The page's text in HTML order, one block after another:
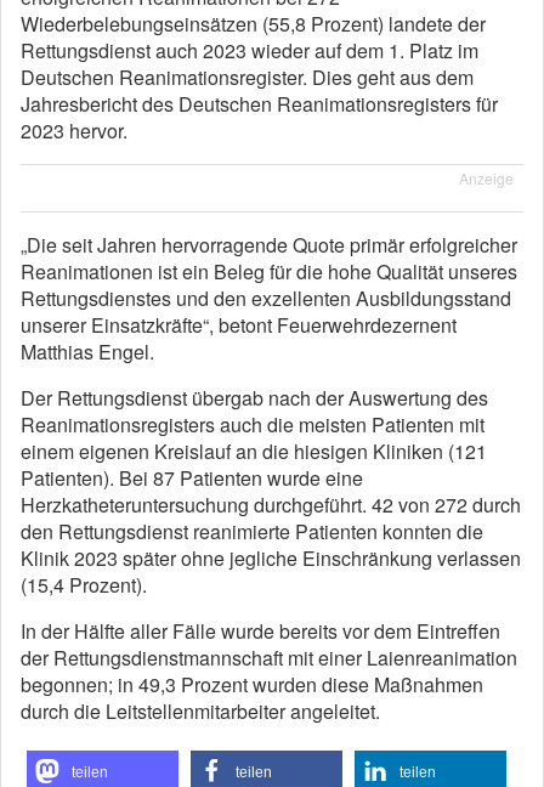
Wiederbelebungseinsätzen (55,8 Prozent) landete der
Rettungsdienst auch 2023 wieder auf dem 1. Platz im
Deutschen Reanimationsregister. Dies geht aus dem
Jahresbericht des Deutschen Reanimationsregisters für
2023 hervor.
Anzeige
„Die seit Jahren hervorragende Quote primär erfolgreicher
Reanimationen ist ein Beleg für die hohe Qualität unseres
Rettungsdienstes und den exzellenten Ausbildungsstand
unserer Einsatzkräfte“, betont Feuerwehrdezernent
Matthias Engel.
Der Rettungsdienst übergab nach der Auswertung des
Reanimationsregisters auch die meisten Patienten mit
einem eigenen Kreislauf an die hiesigen Kliniken (121
Patienten). Bei 87 Patienten wurde eine
Herzkatheteruntersuchung durchgeführt. 42 von 272 durch
den Rettungsdienst reanimierte Patienten konnten die
Klinik 2023 später ohne jegliche Einschränkung verlassen
(15,4 Prozent).
In der Hälfte aller Fälle wurde bereits vor dem Eintreffen
der Rettungsdienstmannschaft mit einer Laienreanimation
begonnen; in 49,3 Prozent wurden diese Maßnahmen
durch die Leitstellenmitarbeiter angeleitet.
teilen teilen teilen